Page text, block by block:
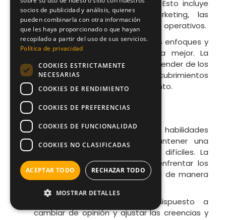
efectivas en el entorno actual. Esto incluye
revisar los enfoques de marketing, las
tácticas de ventas y los procesos operativos.
Experimentación: Probar nuevos enfoques y
tácticas para ver qué funciona mejor. La
capacidad de experimentar y aprender de los
resultados puede llevar a descubrimientos
valiosos y mejoras en el rendimiento.
Resiliencia Emocional
Gestión del estrés: Desarrollar habilidades
para manejar el estrés y mantener una
actitud positiva en situaciones difíciles. La
resiliencia emocional ayuda a enfrentar los
desafíos con calma y adaptarse de manera
: Estar dispuesto a
cambiar de opinión y ajustar las creencias y
socios de publicidad y análisis, quienes
pueden combinarla con otra información
que les haya proporcionado o que hayan
recopilado a partir del uso de sus servicios.
Política de privacidad
COOKIES ESTRICTAMENTE
NECESARIAS
COOKIES DE RENDIMIENTO
COOKIES DE PREFERENCIAS
COOKIES DE FUNCIONALIDAD
COOKIES NO CLASIFICADAS
ACEPTAR TODO RECHAZAR TODO
MOSTRAR DETALLES